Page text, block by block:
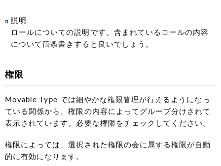
説明
ロールについての説明です。含まれているロールの内容
について箇条書きすると良いでしょう。
権限
Movable Type では細やかな権限管理が行えるようになっ
ている関係から、権限の内容によってグループ分けされて
表示されています。必要な権限をチェックしてください。
権限によっては、選択された権限の会に属する権限が自動
的に有効になります。